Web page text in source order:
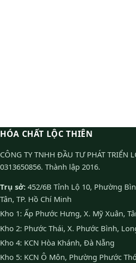
HÓA CHẤT LỘC THIÊN
CÔNG TY TNHH ĐẦU TƯ PHÁT TRIỂN
0313650856. Thành lập 2016.
Trụ sở: 452/6B Tỉnh Lộ 10, Phường
Tân, TP. Hồ Chí Minh
Kho 1: Ấp Phước Hưng, X. Mỹ Xuân,
Kho 2: Phước Thái, X. Phước Bình,
Kho 4: KCN Hòa Khánh, Đà Nẵng
Kho 5: KCN Ô Môn, Phường Phước